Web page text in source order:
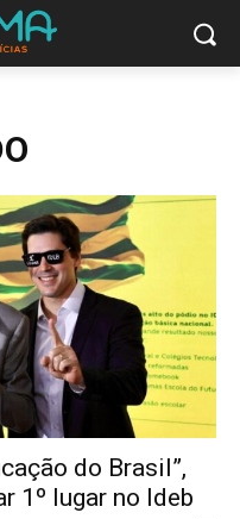
do Brasil”,
1º lugar no Ideb